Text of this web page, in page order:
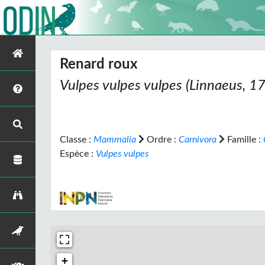
Renard roux
Vulpes vulpes vulpes (Linnaeus,
Classe : Mammalia Ordre : Carnivora Famille :
Espèce : Vulpes vulpes
+